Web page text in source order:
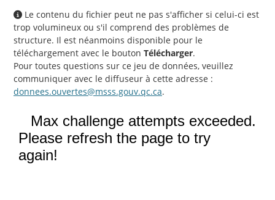
Le contenu du fichier peut ne pas s'afficher si celui-ci est
trop volumineux ou s'il comprend des problèmes de
structure. Il est néanmoins disponible pour le
téléchargement avec le bouton Télécharger.
Pour toutes questions sur ce jeu de données, veuillez
communiquer avec le diffuseur à cette adresse :
donnees.ouvertes@msss.gouv.qc.ca.